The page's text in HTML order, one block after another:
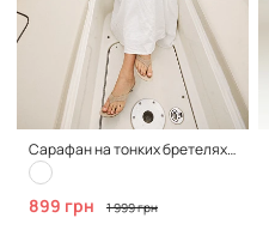
Сарафан на тонких бретелях, White
899 грн 1 999 грн